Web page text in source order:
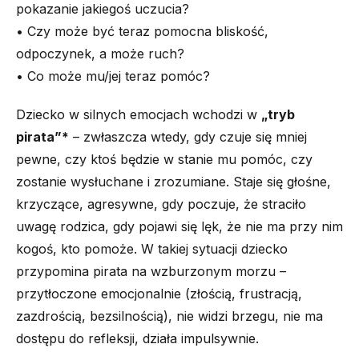
pokazanie jakiegoś uczucia?
• Czy może być teraz pomocna bliskość,
odpoczynek, a może ruch?
• Co może mu/jej teraz pomóc?
Dziecko w silnych emocjach wchodzi w „tryb
pirata”* – zwłaszcza wtedy, gdy czuje się mniej
pewne, czy ktoś będzie w stanie mu pomóc, czy
zostanie wysłuchane i zrozumiane. Staje się głośne,
krzyczące, agresywne, gdy poczuje, że straciło
uwagę rodzica, gdy pojawi się lęk, że nie ma przy nim
kogoś, kto pomoże. W takiej sytuacji dziecko
przypomina pirata na wzburzonym morzu –
przytłoczone emocjonalnie (złością, frustracją,
zazdrością, bezsilnością), nie widzi brzegu, nie ma
dostępu do refleksji, działa impulsywnie.